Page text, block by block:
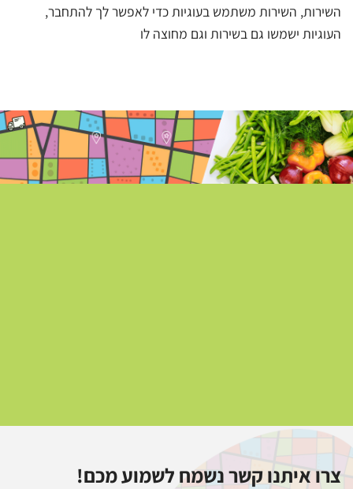
השירות, השירות משתמש בעוגיות כדי לאפשר לך להתחבר,
העוגיות ישמשו גם בשירות וגם מחוצה לו
צרו איתנו קשר נשמח לשמוע מכם!